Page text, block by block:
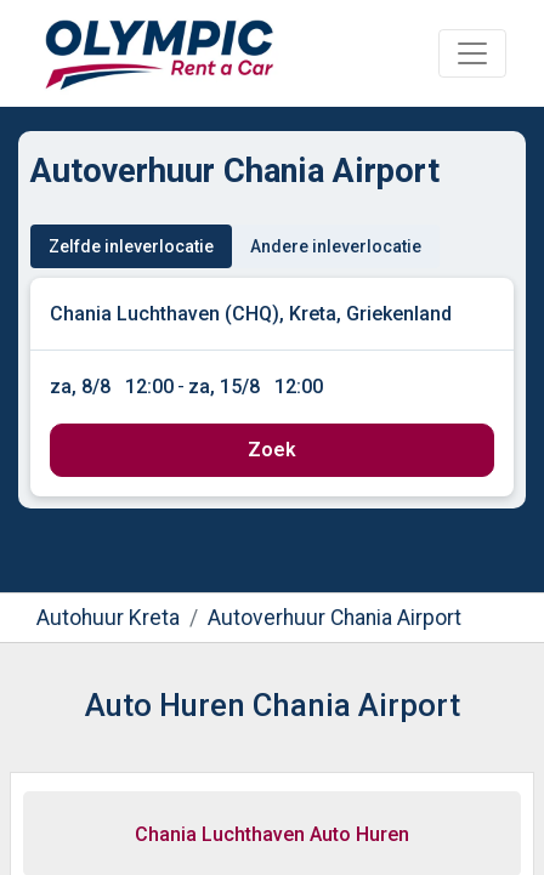
Autoverhuur Chania Airport
Zelfde inleverlocatie Andere inleverlocatie
za, 8/8 12:00 - za, 15/8 12:00
Zoek
Autohuur Kreta Autoverhuur Chania Airport
Auto Huren Chania Airport
Chania Luchthaven Auto Huren